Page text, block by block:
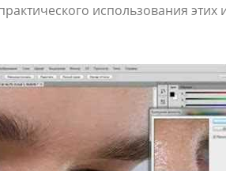
использования этих